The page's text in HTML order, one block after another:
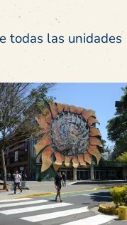
todas las unidades